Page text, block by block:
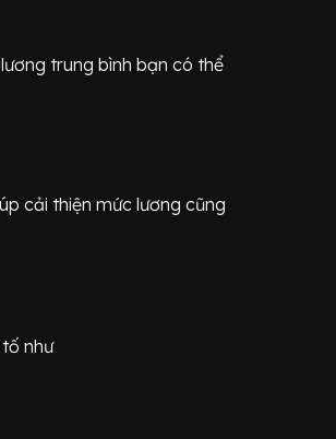
trung bình bạn có thể
cải thiện mức lương cũng
như